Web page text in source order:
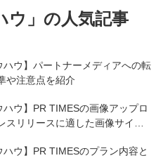
ウ 」の人気記事
ハウ】パートナーメディアへの転
や注意点を紹介
ウ】PR TIMESの画像アップロ
スリリースに適した画像サイ
ハウ】PR TIMESのプラン内容と